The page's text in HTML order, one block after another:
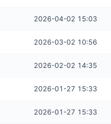
2026-04-02 15:03
2026-03-02 10:56
2026-02-02 14:35
2026-01-27 15:33
2026-01-27 15:33